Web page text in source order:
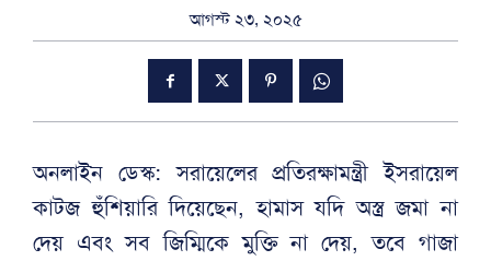
আগস্ট ২৩, ২০২৫
অনলাইন ডেস্ক: সরায়েলের প্রতিরক্ষামন্ত্রী ইসরায়েল
কাটজ হুঁশিয়ারি দিয়েছেন, হামাস যদি অস্ত্র জমা না
দেয় এবং সব জিম্মিকে মুক্তি না দেয়, তবে গাজা